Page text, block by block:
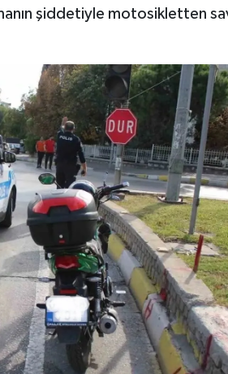
şiddetiyle motosikletten